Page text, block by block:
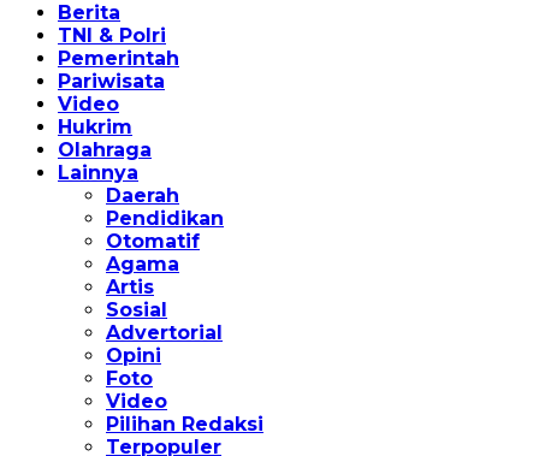
Berita
TNI & Polri
Pemerintah
Pariwisata
Video
Hukrim
Olahraga
Lainnya
Daerah
Pendidikan
Otomatif
Agama
Artis
Sosial
Advertorial
Opini
Foto
Video
Pilihan Redaksi
Terpopuler